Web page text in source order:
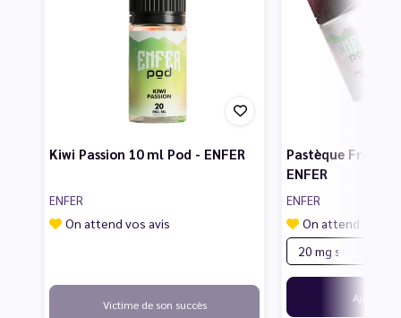
Kiwi Passion 10 ml Pod - ENFER
ENFER
On attend vos avis
Victime de son succès
Pastèque Fraise
ENFER
ENFER
On attend vos
Ajouter